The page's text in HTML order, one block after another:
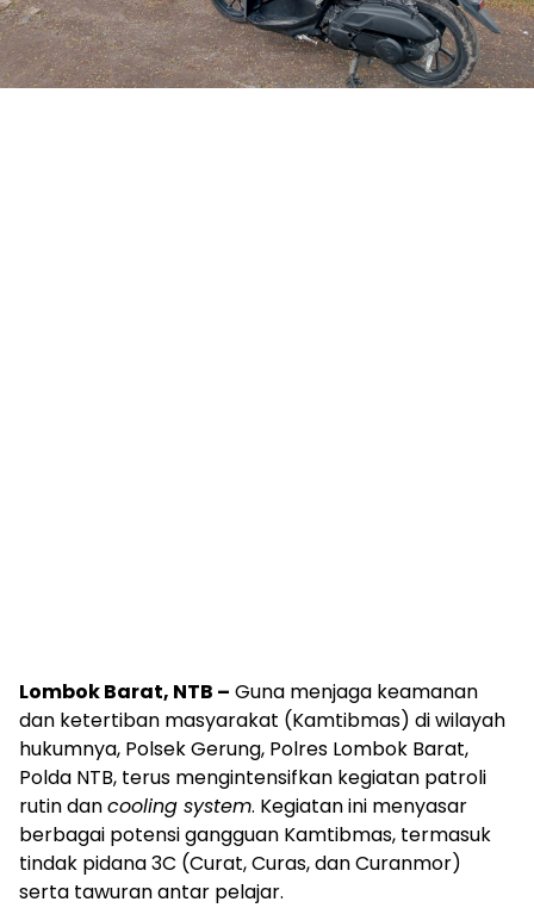
Lombok Barat, NTB – Guna menjaga keamanan
dan ketertiban masyarakat (Kamtibmas) di wilayah
hukumnya, Polsek Gerung, Polres Lombok Barat,
Polda NTB, terus mengintensifkan kegiatan patroli
rutin dancooling system. Kegiatan ini menyasar
berbagai potensi gangguan Kamtibmas, termasuk
tindak pidana 3C (Curat, Curas, dan Curanmor)
serta tawuran antar pelajar.